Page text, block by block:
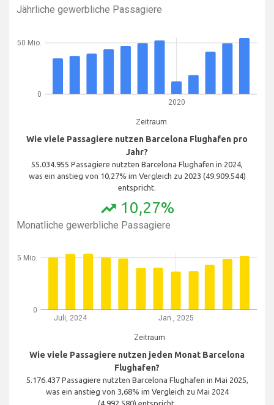
Jährliche gewerbliche Passagiere
2020
Zeitraum
0
50 Mio.
Wie viele Passagiere nutzen Barcelona Flughafen pro
Jahr?
55.034.955 Passagiere nutzten Barcelona Flughafen in 2024,
was ein anstieg von 10,27% im Vergleich zu 2023 (49.909.544)
entspricht.
trending_up 10,27%
Monatliche gewerbliche Passagiere
Juli, 2024 Jan., 2025
Zeitraum
0
5 Mio.
Wie viele Passagiere nutzen jeden Monat Barcelona
Flughafen?
5.176.437 Passagiere nutzten Barcelona Flughafen in Mai 2025,
was ein anstieg von 3,68% im Vergleich zu Mai 2024
(4.992.580) entspricht.